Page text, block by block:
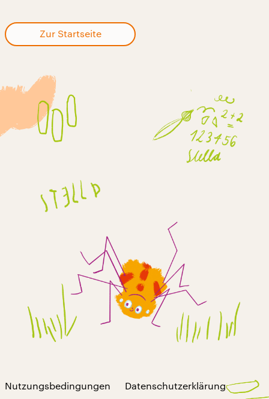
Zur Startseite
Nutzungsbedingungen Datenschutzerklärung